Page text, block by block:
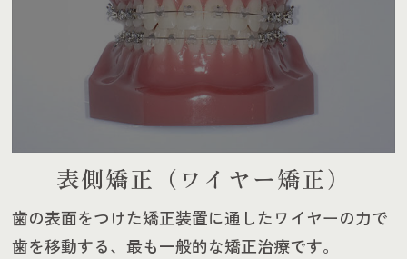
表側矯正（ワイヤー矯正）
歯の表面をつけた矯正装置に通したワイヤーの力で
歯を移動する、最も一般的な矯正治療です。